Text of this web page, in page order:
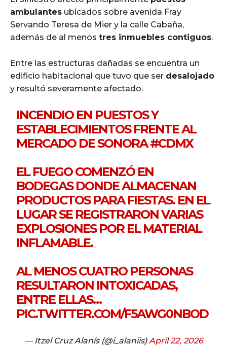
ambulantes ubicados sobre avenida Fray
Servando Teresa de Mier y la calle Cabaña,
además de al menos tres inmuebles contiguos.
Entre las estructuras dañadas se encuentra un
edificio habitacional que tuvo que ser desalojado
y resultó severamente afectado.
INCENDIO EN PUESTOS Y
ESTABLECIMIENTOS FRENTE AL
MERCADO DE SONORA#CDMX
EL FUEGO COMENZÓ EN
BODEGAS DONDE ALMACENAN
PRODUCTOS PARA FIESTAS. EN EL
LUGAR SE REGISTRARON VARIAS
EXPLOSIONES POR EL MATERIAL
INFLAMABLE.
AL MENOS CUATRO PERSONAS
RESULTARON INTOXICADAS,
ENTRE ELLAS…
PIC.TWITTER.COM/F5AWG0NBOD
— Itzel Cruz Alanís (@i_alaniis)April 22, 2026